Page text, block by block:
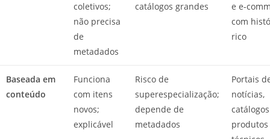
coletivos;
não precisa
de
metadados
catálogos grandes
e e-
com
rico
Baseada em
conteúdo
Funciona
com itens
novos;
explicável
Risco de
superespecialização;
depende de
metadados
Portais
notícias,
produtos